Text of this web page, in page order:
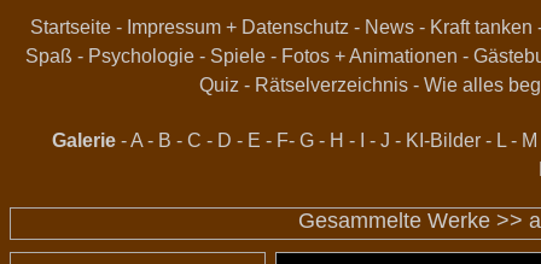
Startseite- Impressum + Datenschutz - News- Kraft tanken
Spaß - Psychologie- Spiele- Fotos + Animationen -
Quiz - Rätselverzeichnis - Wie alles
Galerie -A - B - C - D - E - F- G - H - - J - KI-Bilder - L - M
Gesammelte Werke >>